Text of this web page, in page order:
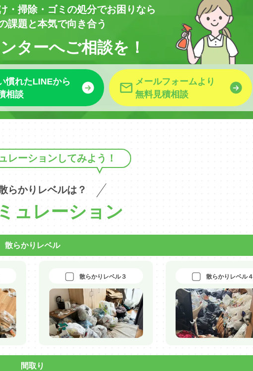
・掃除・ゴミの処分でお困りなら
課題と本気で向き合う
ターへご相談を！
慣れたLINEから
相談
メールフォームより
無料見積相談
レーションしてみよう！
らかりレベルは？
ュレーション
散らかりレベル
散らかりレベル３ 散らかりレベル４
間取り